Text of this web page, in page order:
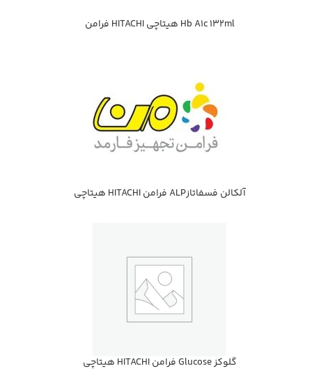
Hb A1c 132ml هيتاچي HITACHI فرامن
آلكالن فسفاتازALP فرامن HITACHI هيتاچي
گلوكز Glucose فرامن HITACHI هيتاچي